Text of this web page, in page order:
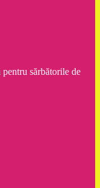
pentru sărbătorile de